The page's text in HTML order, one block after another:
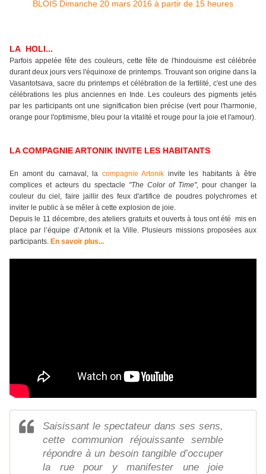
LA HOLI...
Parfois appelée fête des couleurs, cette fête de l'hindouisme est célébrée
durant deux jours vers l'équinoxe de printemps. Trouvant son origine dans la
Vasantotsava, sacre du printemps et célébration de la fertilité, c'est une des
célébrations les plus anciennes en Inde. Les couleurs des pigments jetés
par les participants ont une signification bien précise (vert pour l'harmonie,
orange pour l'optimisme, bleu pour la vitalité et rouge pour la joie et l'amour).
LA COMPAGNIE ARTONIK INVITE LES HABITANTS
En amont du carnaval, la compagnie Artonik invite les habitants à être
complices et acteurs du spectacle "The Color of Time", pour changer la
couleur du ciel, faire jaillir des feux d'artifice de poudres polychromes et
inviter le public à se mêler à cette explosion de joie.
Depuis le 11 décembre, des ateliers gratuits et ouverts à tous ont été mis en
place par l’équipe d’Artonik et la Ville. Plusieurs missions proposées aux
participants. En savoir plus...
Saisissant le spectateur dans ses sens,
cette communion réjouissante semble
répondre à un besoin tangible d’occuper
la rue pour y manifester une joie